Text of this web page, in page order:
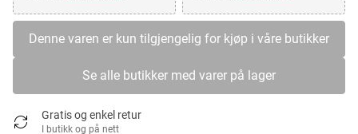
Denne varen er kun tilgjengelig for kjøp i våre butikker
Se alle butikker med varer på lager
Gratis og enkel retur
I butikk og på nett